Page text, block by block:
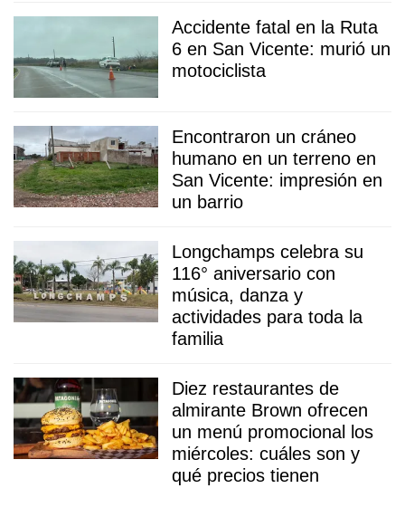
Accidente fatal en la Ruta
6 en San Vicente: murió un
motociclista
Encontraron un cráneo
humano en un terreno en
San Vicente: impresión en
un barrio
Longchamps celebra su
116° aniversario con
música, danza y
actividades para toda la
familia
Diez restaurantes de
almirante Brown ofrecen
un menú promocional los
miércoles: cuáles son y
qué precios tienen